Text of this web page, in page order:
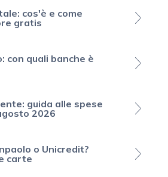
cos'è e come
gratis
con quali banche è
guida alle spese
2026
o Unicredit?
carte